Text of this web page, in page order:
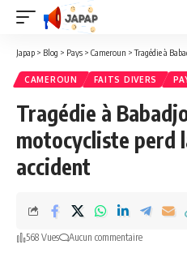
Japap > Blog > Pays > Cameroun >Tragédie à
CAMEROUN FAITS DIVERS
Tragédie à
motocycliste perd
accident
568 Vues Aucun commentaire